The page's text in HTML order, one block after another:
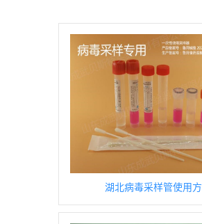
湖北病毒采样管使用方